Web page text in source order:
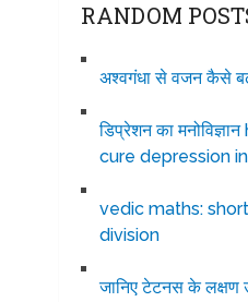
RANDOM
अश्वगंधा से वजन कैसे
डिप्रेशन का
cure depression
vedic maths:
division
जानिए टेटनस के लक्षण